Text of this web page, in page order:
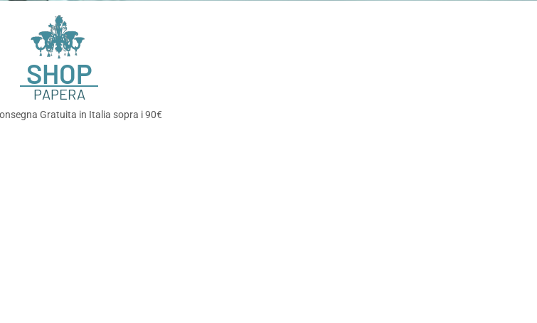
SHOP
PAPERA
Gratuita in Italia sopra i 90€